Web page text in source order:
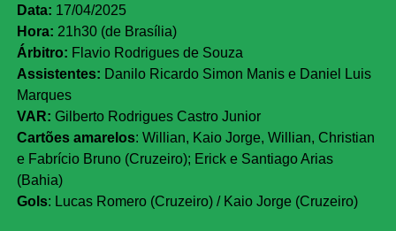
Data: 17/04/2025
Hora: 21h30 (de Brasília)
Árbitro: Flavio Rodrigues de Souza
Assistentes: Danilo Ricardo Simon Manis e Daniel Luis
Marques
VAR: Gilberto Rodrigues Castro Junior
Cartões amarelos: Willian, Kaio Jorge, Willian, Christian
e Fabrício Bruno (Cruzeiro); Erick e Santiago Arias
(Bahia)
Gols: Lucas Romero (Cruzeiro) / Kaio Jorge (Cruzeiro)